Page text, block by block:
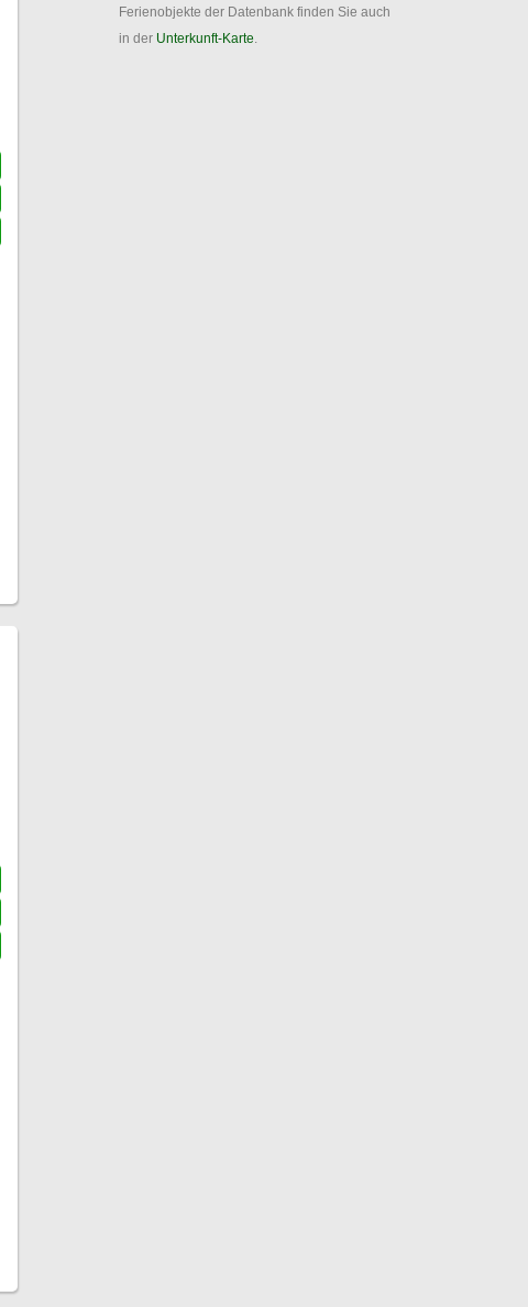
Ferienobjekte der Datenbank finden Sie auch
in der Unterkunft-Karte.